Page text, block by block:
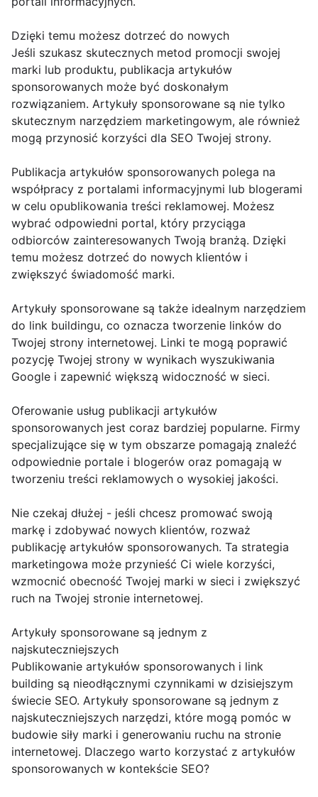
Dzięki temu możesz dotrzeć do nowych
Jeśli szukasz skutecznych metod promocji swojej
marki lub produktu, publikacja artykułów
sponsorowanych może być doskonałym
rozwiązaniem. Artykuły sponsorowane są nie tylko
skutecznym narzędziem marketingowym, ale również
mogą przynosić korzyści dla SEO Twojej strony.
Publikacja artykułów sponsorowanych polega na
współpracy z portalami informacyjnymi lub blogerami
w celu opublikowania treści reklamowej. Możesz
wybrać odpowiedni portal, który przyciąga
odbiorców zainteresowanych Twoją branżą. Dzięki
temu możesz dotrzeć do nowych klientów i
zwiększyć świadomość marki.
Artykuły sponsorowane są także idealnym narzędziem
do link buildingu, co oznacza tworzenie linków do
Twojej strony internetowej. Linki te mogą poprawić
pozycję Twojej strony w wynikach wyszukiwania
Google i zapewnić większą widoczność w sieci.
Oferowanie usług publikacji artykułów
sponsorowanych jest coraz bardziej popularne. Firmy
specjalizujące się w tym obszarze pomagają znaleźć
odpowiednie portale i blogerów oraz pomagają w
tworzeniu treści reklamowych o wysokiej jakości.
Nie czekaj dłużej - jeśli chcesz promować swoją
markę i zdobywać nowych klientów, rozważ
publikację artykułów sponsorowanych. Ta strategia
marketingowa może przynieść Ci wiele korzyści,
wzmocnić obecność Twojej marki w sieci i zwiększyć
ruch na Twojej stronie internetowej.
Artykuły sponsorowane są jednym z
najskuteczniejszych
Publikowanie artykułów sponsorowanych i link
building są nieodłącznymi czynnikami w dzisiejszym
świecie SEO. Artykuły sponsorowane są jednym z
najskuteczniejszych narzędzi, które mogą pomóc w
budowie siły marki i generowaniu ruchu na stronie
internetowej. Dlaczego warto korzystać z artykułów
sponsorowanych w kontekście SEO?